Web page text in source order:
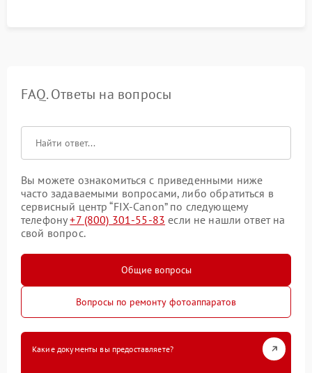
FAQ. Ответы на вопросы
Вы можете ознакомиться с приведенными ниже
часто задаваемыми вопросами, либо обратиться в
сервисный центр “FIX-Canon” по следующему
телефону+7 (800) 301-55-83 если не нашли ответ на
свой вопрос.
Общие вопросы
Вопросы по ремонту фотоаппаратов
Какие документы вы предоставляете?